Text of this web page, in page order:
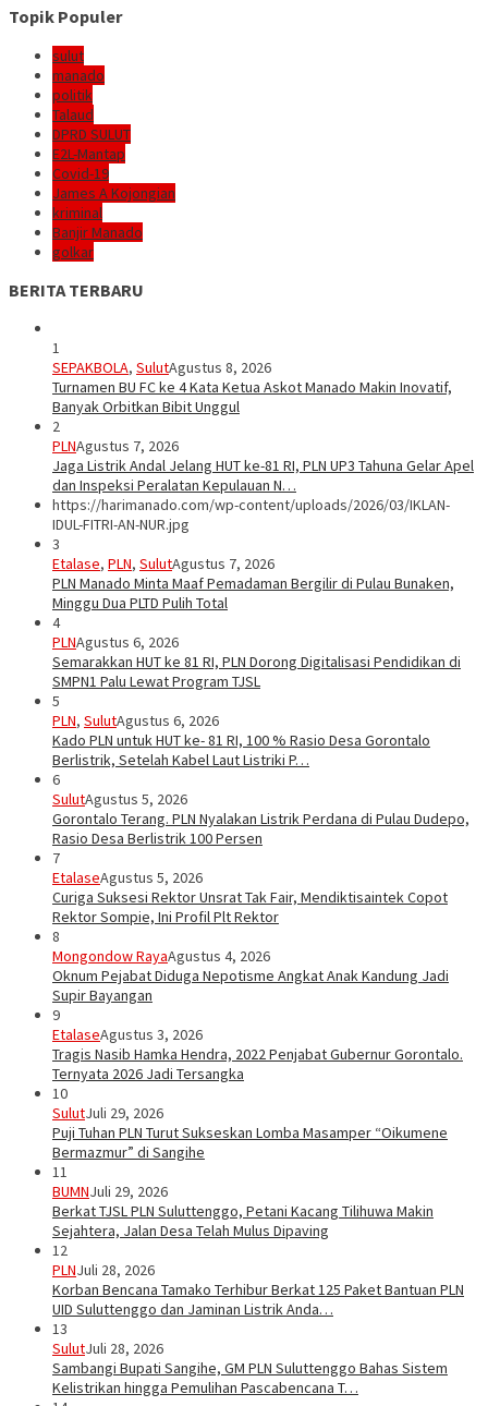
Topik Populer
sulut
manado
politik
Talaud
DPRD SULUT
E2L-Mantap
Covid-19
James A Kojongian
kriminal
Banjir Manado
golkar
BERITA TERBARU
1
SEPAKBOLA, SulutAgustus 8, 2026
Turnamen BU FC ke 4 Kata Ketua Askot Manado Makin Inovatif,
Banyak Orbitkan Bibit Unggul
2
PLNAgustus 7, 2026
Jaga Listrik Andal Jelang HUT ke-81 RI, PLN UP3 Tahuna Gelar Apel
dan Inspeksi Peralatan Kepulauan N…
https://harimanado.com/wp-content/uploads/2026/03/IKLAN-
IDUL-FITRI-AN-NUR.jpg
3
Etalase, PLN, SulutAgustus 7, 2026
PLN Manado Minta Maaf Pemadaman Bergilir di Pulau Bunaken,
Minggu Dua PLTD Pulih Total
4
PLNAgustus 6, 2026
Semarakkan HUT ke 81 RI, PLN Dorong Digitalisasi Pendidikan di
SMPN1 Palu Lewat Program TJSL
5
PLN, SulutAgustus 6, 2026
Kado PLN untuk HUT ke- 81 RI, 100 % Rasio Desa Gorontalo
Berlistrik, Setelah Kabel Laut Listriki P…
6
SulutAgustus 5, 2026
Gorontalo Terang. PLN Nyalakan Listrik Perdana di Pulau Dudepo,
Rasio Desa Berlistrik 100 Persen
7
EtalaseAgustus 5, 2026
Curiga Suksesi Rektor Unsrat Tak Fair, Mendiktisaintek Copot
Rektor Sompie, Ini Profil Plt Rektor
8
Mongondow RayaAgustus 4, 2026
Oknum Pejabat Diduga Nepotisme Angkat Anak Kandung Jadi
Supir Bayangan
9
EtalaseAgustus 3, 2026
Tragis Nasib Hamka Hendra, 2022 Penjabat Gubernur Gorontalo.
Ternyata 2026 Jadi Tersangka
10
SulutJuli 29, 2026
Puji Tuhan PLN Turut Sukseskan Lomba Masamper “Oikumene
Bermazmur” di Sangihe
11
BUMNJuli 29, 2026
Berkat TJSL PLN Suluttenggo, Petani Kacang Tilihuwa Makin
Sejahtera, Jalan Desa Telah Mulus Dipaving
12
PLNJuli 28, 2026
Korban Bencana Tamako Terhibur Berkat 125 Paket Bantuan PLN
UID Suluttenggo dan Jaminan Listrik Anda…
13
SulutJuli 28, 2026
Sambangi Bupati Sangihe, GM PLN Suluttenggo Bahas Sistem
Kelistrikan hingga Pemulihan Pascabencana T…